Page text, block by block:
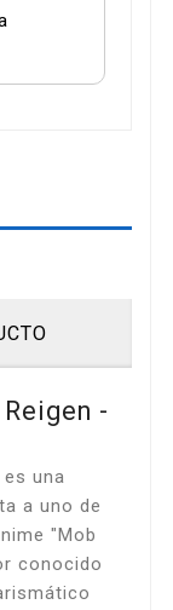
-
es una
a uno de
"Mob
conocido